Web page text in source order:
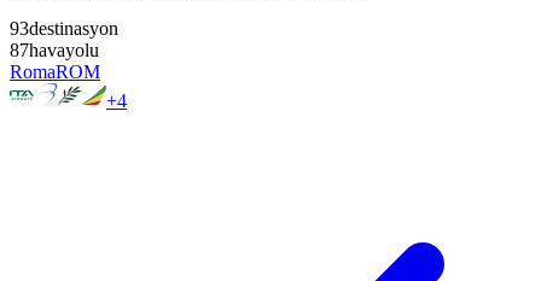
93destinasyon
87havayolu
RomaROM
+4